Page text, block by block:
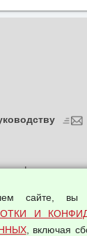
продажи
сайте, вы
И
, включая